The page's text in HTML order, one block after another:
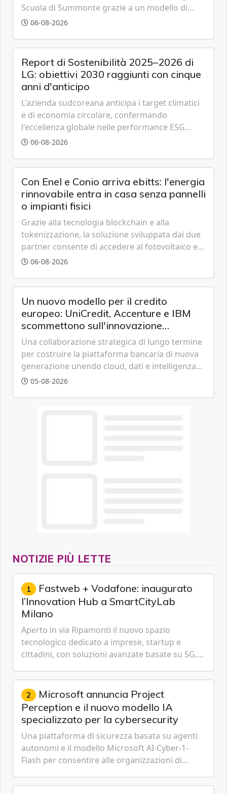
Scuola di Summonte grazie a un modello di
partenariato pubblico-privato e a una rete di
06-08-2026
Report di Sostenibilità 2025–2026 di
LG: obiettivi 2030 raggiunti con cinque
anni d'anticipo
L'azienda sudcoreana anticipa i target climatici
e di economia circolare, confermando
l'eccellenza globale nelle performance ESG
grazie a innovazione, accessibilità e governance
06-08-2026
Con Enel e Conio arriva ebitts: l'energia
rinnovabile entra in casa senza pannelli
o impianti fisici
Grazie alla tecnologia blockchain e alla
tokenizzazione, la soluzione sviluppata dai due
partner consente di accedere al fotovoltaico e
all'eolico ottenendo risparmi diretti in bolletta,
06-08-2026
Un nuovo modello per il credito
europeo: UniCredit, Accenture e IBM
scommettono sull'innovazione
tecnologica
Una collaborazione strategica di lungo termine
per costruire la piattaforma bancaria di nuova
generazione unendo cloud, dati e intelligenza
artificiale.
05-08-2026
NOTIZIE PIÙ LETTE
1 Fastweb + Vodafone: inaugurato
l’Innovation Hub a SmartCityLab
Milano
Aperto in via Ripamonti il nuovo spazio
tecnologico dedicato a imprese, startup e
cittadini, con soluzioni avanzate basate su 5G,
Cybersecurity.
2 Microsoft annuncia Project
Perception e il nuovo modello IA
specializzato per la cybersecurity
Una piattaforma di sicurezza basata su agenti
autonomi e il modello Microsoft AI-Cyber-1-
Flash per consentire alle organizzazioni di
gestione continua del rischio.